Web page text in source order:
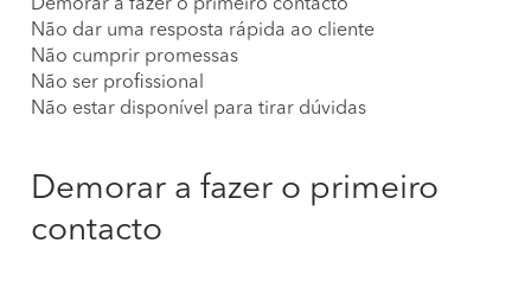
Demorar a fazer o primeiro contacto
Não dar uma resposta rápida ao cliente
Não cumprir promessas
Não ser profissional
Não estar disponível para tirar dúvidas
Demorar a fazer o primeiro
contacto